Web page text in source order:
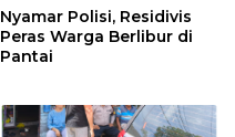
Nyamar Polisi, Residivis
Peras Warga Berlibur di
Pantai